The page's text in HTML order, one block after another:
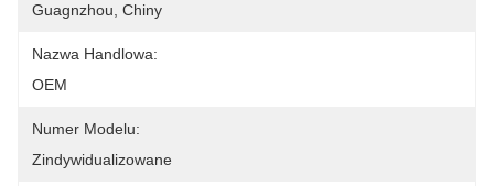
Guagnzhou, Chiny
Nazwa Handlowa:
OEM
Numer Modelu:
Zindywidualizowane